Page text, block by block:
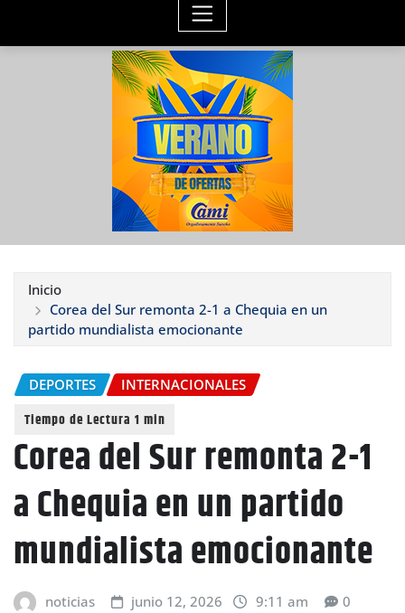
Inicio
Corea del Sur remonta 2-1 a Chequia en un
partido mundialista emocionante
DEPORTES INTERNACIONALES
Corea del Sur remonta 2-1
a Chequia en un partido
mundialista emocionante
noticias junio 12, 2026 9:11 am 0